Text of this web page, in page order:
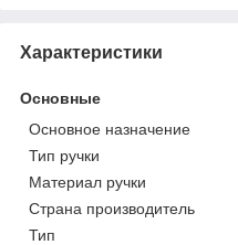
Характеристики
Основные
Основное назначение
Тип ручки
Материал ручки
Страна производитель
Тип